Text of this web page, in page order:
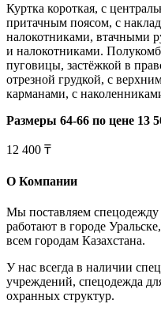
Куртка короткая, с
притачным поясом, с
налокотниками, втачными
и налокотниками.
пуговицы, застёжкой в
отрезной грудкой, с
карманами, с
Размеры 64-66 по цене 13
12 400 ₸
О Компании
Мы поставляем
работают в городе
всем городам Казахстана.
У нас всегда в наличии
учреждений, спецодежда
охранных структур.